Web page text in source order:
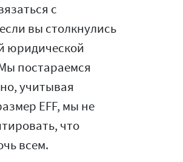
с
вы столкнулись
юридической
постараемся
учитывая
EFF, мы не
что
всем.